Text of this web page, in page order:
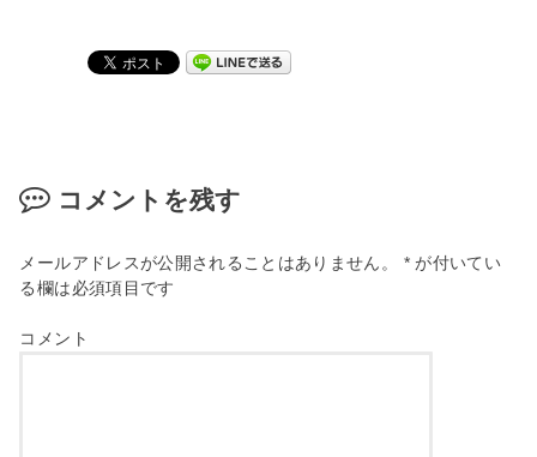
コメントを残す
メールアドレスが公開されることはありません。 *が付いてい
る欄は必須項目です
コメント